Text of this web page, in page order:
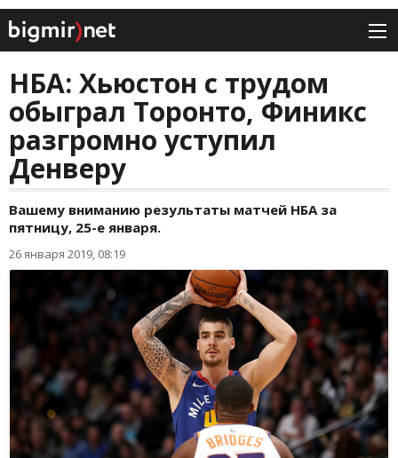
НБА: Хьюстон с трудом
обыграл Торонто, Финикс
разгромно уступил
Денверу
Вашему вниманию результаты матчей НБА за
пятницу, 25-е января.
26 января 2019, 08:19